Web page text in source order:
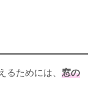
ためには、 窓の